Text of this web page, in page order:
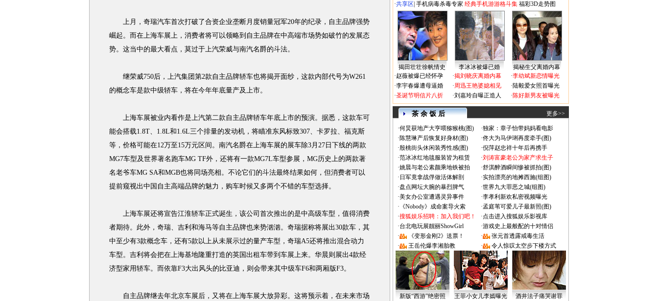
上月，奇瑞汽车首次打破了合资企业垄断月度销量冠军20年的纪录，自主品牌强势
崛起。而在上海车展上，消费者将可以领略到自主品牌在中高端市场势如破竹的发展态
势。这当中的最大看点，莫过于上汽荣威与南汽名爵的斗法。
继荣威750后，上汽集团第2款自主品牌轿车也将揭开面纱，这款内部代号为W261
的概念车是款中级轿车，将在今年年底量产及上市。
上海车展被业内看作是上汽第二款自主品牌轿车年底上市的预演。据悉，这款车可
能会搭载1.8T、1.8L和1.6L三个排量的发动机，将瞄准东风标致307、卡罗拉、福克斯
等，价格可能在12万至15万元区间。南汽名爵在上海车展的展车除3月27日下线的两款
MG7车型及世界著名跑车MG TF外，还将有一款MG7L车型参展，MG历史上的两款著
名老爷车MG SA和MGB也将同场亮相。不论它们的斗法最终结果如何，但消费者可以
提前窥视出中国自主高端品牌的魅力，购车时候又多两个不错的车型选择。
上海车展还将宣告江淮轿车正式诞生，该公司首次推出的是中高级车型，值得消费
者期待。此外，奇瑞、吉利和海马等自主品牌也来势汹汹。奇瑞据称将展出30款车，其
中至少有3款概念车，还有5款以上从未展示过的量产车型，奇瑞A5还将推出混合动力
车型。吉利将会把在上海基地隆重打造的英国出租车带到车展上来。华晨则展出4款经
济型家用轿车。而依靠F3大出风头的比亚迪，则会带来其中级车F6和两厢版F3。
自主品牌继去年北京车展后，又将在上海车展大放异彩。这将预示着，在未来市场
·共享区 手机病毒杀毒专家 经典手机游游格斗集 福彩3D走势图
揭田壮壮徐帆情史 李冰冰被爆已婚
揭秘生父离婚内幕
·赵薇被爆已经怀孕
·李宇春爆遭母逼婚
·圣诞节明信片八折
·揭刘晓庆离婚内幕
·周迅王艳婆媳相见
·刘嘉玲自曝正造人
·李幼斌新恋情曝光
·陆毅爱女照首曝光
·陈好新男友被曝光
茶 余 饭 后 更多>>
·何炅获地产大亨喂猕猴桃(图) ·独家：章子怡带妈妈看电影
·陈慧琳产后恢复好身材(图) ·佟大为马伊琍再度牵手(图)
·殷桃街头休闲装秀性感(图) ·倪萍赵忠祥十年后再携手
·范冰冰红地毯服装皆为租赁 ·刘涛富豪老公为家产求生子
·姚晨与老公素颜乘地铁被拍 ·舒淇醉酒瞬间惨被抓拍(图)
· 日军竟拿战俘做活体解剖 ·实拍漂亮的地摊西施(组图)
·盘点网坛大腕的暴烈脾气 ·世界九大罪恶之城(组图)
·美女办公室遭遇灵异事件 ·李孝利新欢私密视频曝光
· 《Nobody》成命案导火索 ·孟庭苇可爱儿子最新照(图)
·搜狐娱乐招聘：加入我们吧！ ·点击进入搜狐娱乐影视库
·台北电玩展靓丽ShowGirl ·游戏史上最般配的十对情侣
·
《变形金刚2》送票！ ·
张元首透露戒毒生活
·
王岳伦爆李湘胎教 · 令人惊叹太空步下楼方式
新版“西游”绝密照 王菲小女儿李嫣曝光 酒井法子痛哭谢罪